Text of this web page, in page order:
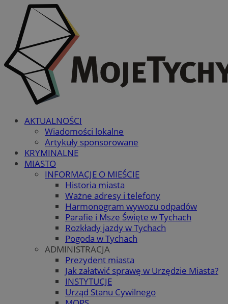
AKTUALNOŚCI
Wiadomości lokalne
Artykuły sponsorowane
KRYMINALNE
MIASTO
INFORMACJE O MIEŚCIE
Historia miasta
Ważne adresy i telefony
Harmonogram wywozu odpadów
Parafie i Msze Święte w Tychach
Rozkłady jazdy w Tychach
Pogoda w Tychach
ADMINISTRACJA
Prezydent miasta
Jak załatwić sprawę w Urzędzie Miasta?
INSTYTUCJE
Urząd Stanu Cywilnego